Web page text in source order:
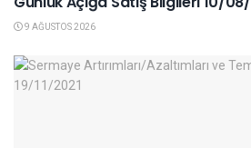
9 AĞUSTOS 2026